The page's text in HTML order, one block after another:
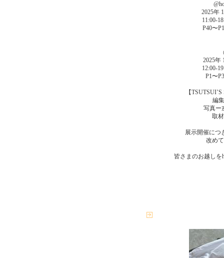
2025年
11:00-
P40〜
2025年
12:00-
P1〜
【
編
写真ー
取
展示開催につ
改め
皆さまのお越しを